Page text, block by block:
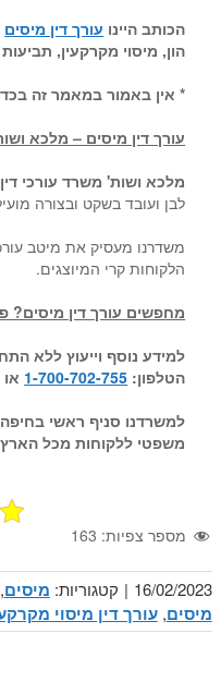
הכותב היינו עורך דין מיסים
הון, מיסוי מקרקעין,
* אין באמור במאמר זה
עורך דין מיסים – מלכא
מלכא ושות' משרד עורכי דין
לבן ועובד בשקט ובצורה
משדרנו מעסיק את מיטב
הלקוחות קרי המיוצגים.
מחפשים עורך דין מיסים?
למידע נוסף וייעוץ ללא
הטלפון: 1-700-702-755
למשרדנו סניף ראשי
משפטי ללקוחות מכל
מספר צפיות: 163
16/02/2023
| קטגוריות: מיסים,
מיסים,עורך דין מיסוי